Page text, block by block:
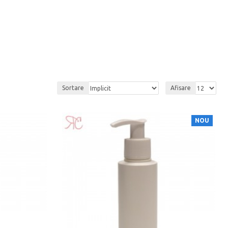
Sortare Afisare
NOU